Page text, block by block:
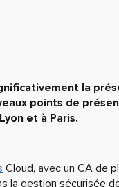
la
points de
et à Paris.
Cloud, avec un CA de
la gestion sécurisée